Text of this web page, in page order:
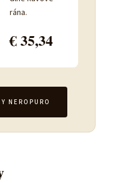
rána.
€ 35,34
NEROPURO